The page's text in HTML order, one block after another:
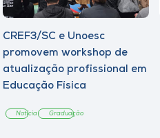
CREF3/SC e Unoesc
promovem workshop de
atualização profissional em
Educação Física
Notícia Graduação